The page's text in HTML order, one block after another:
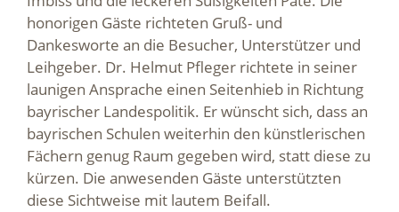
honorigen Gäste richteten Gruß- und
Dankesworte an die Besucher, Unterstützer und
Leihgeber. Dr. Helmut Pfleger richtete in seiner
launigen Ansprache einen Seitenhieb in Richtung
bayrischer Landespolitik. Er wünscht sich, dass an
bayrischen Schulen weiterhin den künstlerischen
Fächern genug Raum gegeben wird, statt diese zu
kürzen. Die anwesenden Gäste unterstützten
diese Sichtweise mit lautem Beifall.